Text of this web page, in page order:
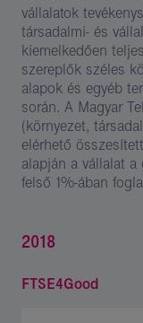
vállalatok
társadalmi- és
kiemelkedően
szereplők széles
alapok és egyéb
során. A Magyar
(környezet,
elérhető
alapján a vállalat
felső 1%-ában
2018
FTSE4Good